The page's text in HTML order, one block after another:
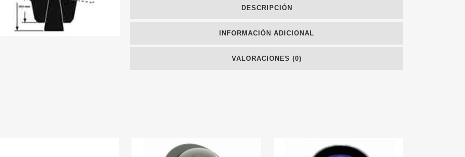
DESCRIPCIÓN
INFORMACIÓN ADICIONAL
VALORACIONES (0)